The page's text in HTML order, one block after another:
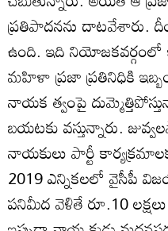
ప్రతిపాదనను
ఉంది. ఇది నియోజకవర్గంలో
మహిళా ప్రజా ప్రతినిధికి
నాయక త్వంపై
బయటకు వస్తున్నారు.
నాయకులు పార్టీ
2019 ఎన్నికలలో వైసీపీ
పనిమీద వెళితే రూ.10